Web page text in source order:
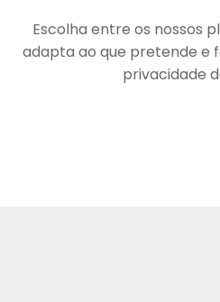
Escolha entre os nossos
adapta ao que pretende e
privacidade